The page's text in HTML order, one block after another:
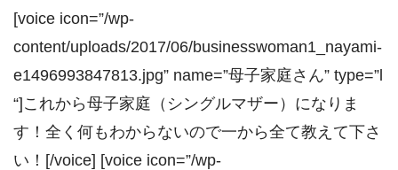
[voice icon=”/wp-
content/uploads/2017/06/businesswoman1_nayami-
e1496993847813.jpg” name=”母子家庭さん” type=”l
“]これから母子家庭（シングルマザー）になりま
す！全く何もわからないので一から全て教えて下さ
い！[/voice] [voice icon=”/wp-